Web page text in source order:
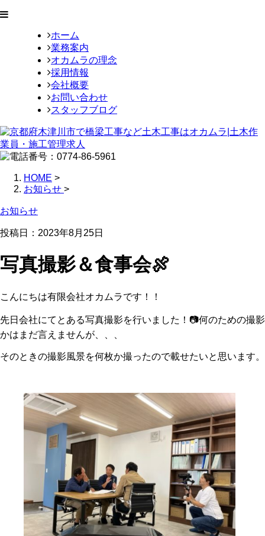
ホーム
業務案内
オカムラの理念
採用情報
会社概要
お問い合わせ
スタッフブログ
HOME >
お知らせ >
お知らせ
投稿日： 2023年8月25日
写真撮影＆食事会🍖
こんにちは有限会社オカムラです！！
先日会社にてとある写真撮影を行いました！📷何のための撮影
かはまだ言えませんが、、、
そのときの撮影風景を何枚か撮ったので載せたいと思います。